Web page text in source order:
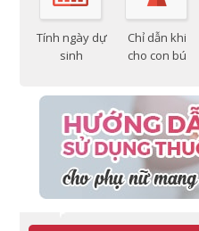
Tính ngày dự
sinh
Chỉ dẫn khi
cho con bú